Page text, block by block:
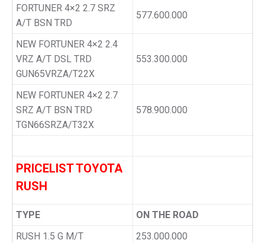
FORTUNER 4×2 2.7 SRZ
A/T BSN TRD
577.600.000
NEW FORTUNER 4×2 2.4
VRZ A/T DSL TRD
GUN65VRZA/T22X
553.300.000
NEW FORTUNER 4×2 2.7
SRZ A/T BSN TRD
TGN66SRZA/T32X
578.900.000
PRICELIST TOYOTA
RUSH
TYPE
ON THE ROAD
RUSH 1.5 G M/T
253.000.000